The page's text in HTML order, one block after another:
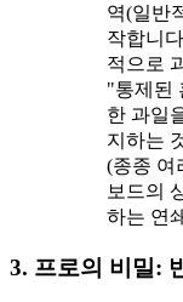
역(일반
작합니
적으로
"통제된
한 과일
지하는
(종종 여
보드의
하는 연
3. 프로의 비밀: